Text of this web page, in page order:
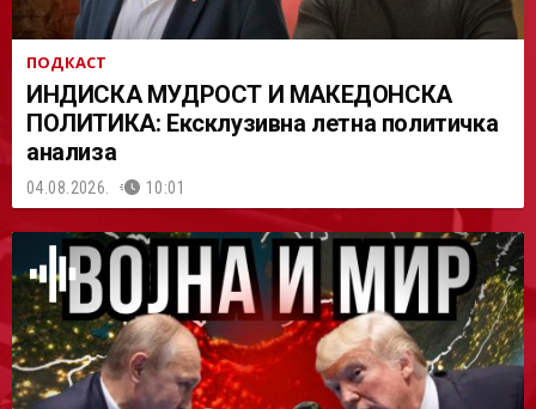
ПОДКАСТ
ИНДИСКА МУДРОСТ И МАКЕДОНСКА
ПОЛИТИКА: Ексклузивна летна политичка
анализа
04.08.2026. 10:01